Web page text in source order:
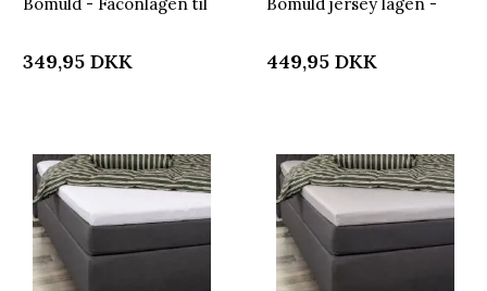
349,95 DKK
elevationsseng
449,95 DKK